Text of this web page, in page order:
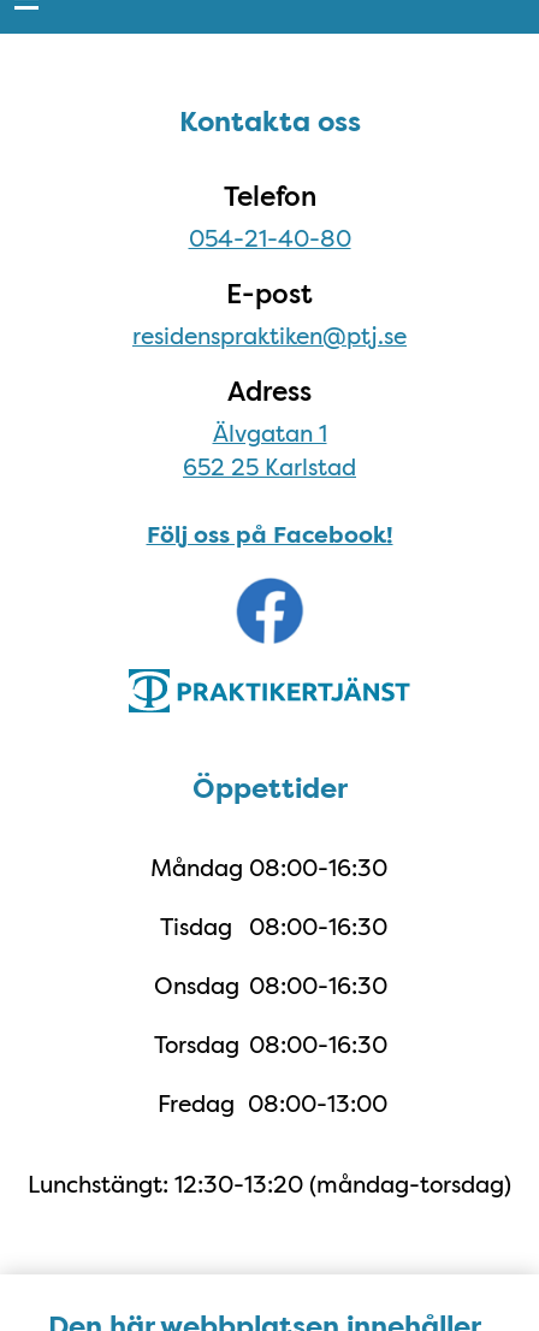
Kontakta ossKontakta oss
Telefon
054-21-40-80
E-post
residenspraktiken@ptj.se
Adress
Älvgatan 1
652 25 Karlstad
Följ oss på Facebook!
Öppettider
Måndag 08:00-16:30
Tisdag
08:00-16:30
Onsdag 08:00-16:30
Torsdag 08:00-16:30
Fredag 08:00-13:00
Lunchstängt: 12:30-13:20 (måndag-torsdag)
Karta